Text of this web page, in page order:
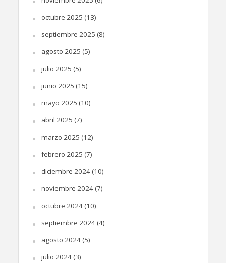
octubre 2025 (13)
septiembre 2025 (8)
agosto 2025 (5)
julio 2025 (5)
junio 2025 (15)
mayo 2025 (10)
abril 2025 (7)
marzo 2025 (12)
febrero 2025 (7)
diciembre 2024(10)
noviembre 2024(7)
octubre 2024(10)
septiembre 2024(4)
agosto 2024(5)
julio 2024(3)